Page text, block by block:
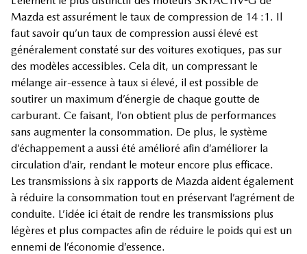
Mazda est assurément le taux de compression de 14 :1. Il
faut savoir qu’un taux de compression aussi élevé est
généralement constaté sur des voitures exotiques, pas sur
des modèles accessibles. Cela dit, un compressant le
mélange air-essence à taux si élevé, il est possible de
soutirer un maximum d’énergie de chaque goutte de
carburant. Ce faisant, l’on obtient plus de performances
sans augmenter la consommation. De plus, le système
d’échappement a aussi été amélioré afin d’améliorer la
circulation d’air, rendant le moteur encore plus efficace.
Les transmissions à six rapports de Mazda aident également
à réduire la consommation tout en préservant l’agrément de
conduite. L’idée ici était de rendre les transmissions plus
légères et plus compactes afin de réduire le poids qui est un
ennemi de l’économie d’essence.